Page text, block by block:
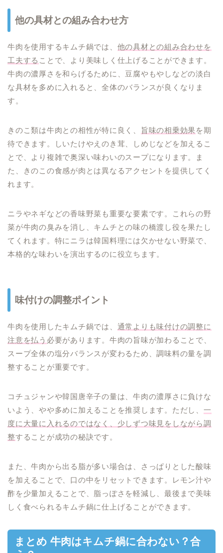
他の具材との組み合わせ方
牛肉を使用するキムチ鍋では、 他の具材との組み合わせを
工夫する ことで、より美味しく仕上げることができます。
牛肉の濃厚さを和らげるために、豆腐やもやしなどの淡白
な具材を多めに入れると、全体のバランスが良くなりま
す。
きのこ類は牛肉との相性が特に良く、 旨味の相乗効果 を期
待できます。しいたけやえのき茸、しめじなどを加えるこ
とで、より複雑で奥深い味わいのスープになります。ま
た、きのこの食感が肉とは異なるアクセントを提供してく
れます。
ニラやネギなどの香味野菜も重要な要素です。これらの野
菜が牛肉の臭みを消し、キムチとの味の橋渡し役を果たし
てくれます。特にニラは韓国料理には欠かせない野菜で、
本格的な味わいを演出するのに役立ちます。
味付けの調整ポイント
牛肉を使用したキムチ鍋では、 通常よりも味付けの調整に
注意を払う 必要があります。牛肉の旨味が加わることで、
スープ全体の塩分バランスが変わるため、調味料の量を調
整することが重要です。
コチュジャンや韓国唐辛子の量は、牛肉の濃厚さに負けな
いよう、やや多めに加えることを推奨します。ただし、一
度に大量に入れるのではなく、少しずつ味見をしながら調
整することが成功の秘訣です。
また、牛肉から出る脂が多い場合は、さっぱりとした酸味
を加えることで、口の中をリセットできます。レモン汁や
酢を少量加えることで、脂っぽさを軽減し、最後まで美味
しく食べられるキムチ鍋に仕上げることができます。
まとめ 牛肉はキムチ鍋に合わない？合